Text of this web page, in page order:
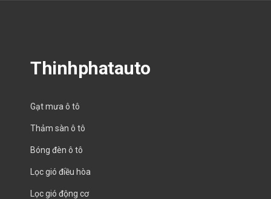
Thinhphatauto
Gạt mưa ô tô
Thảm sàn ô tô
Bóng đèn ô tô
Lọc gió điều hòa
Lọc gió động cơ